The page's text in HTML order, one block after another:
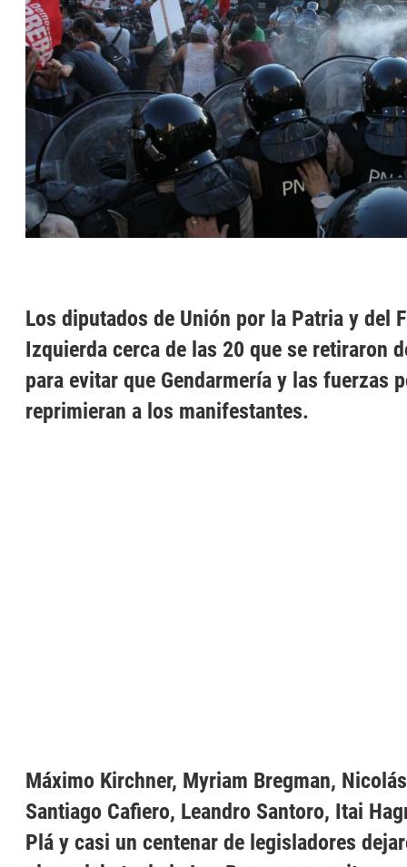
Los diputados de Unión por la Patria y del
Izquierda cerca de las 20 que se retiraron
para evitar que Gendarmería y las fuerzas
reprimieran a los manifestantes.
Máximo Kirchner, Myriam Bregman,
Santiago Cafiero, Leandro Santoro, Itai
Plá y casi un centenar de legisladores